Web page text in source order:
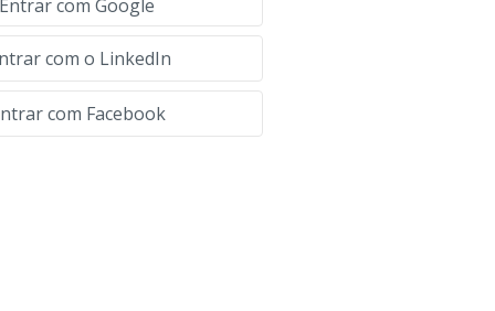
com Google
com o LinkedIn
com Facebook